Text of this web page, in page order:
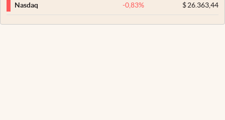
Nasdaq -0,83% $26.363,44